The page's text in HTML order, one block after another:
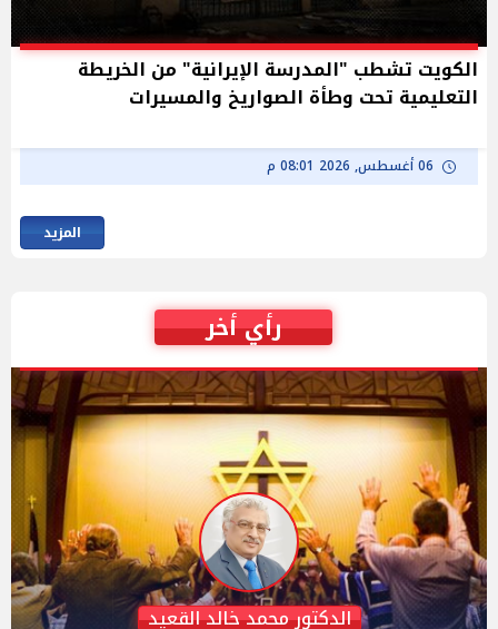
الكويت تشطب "المدرسة الإيرانية" من الخريطة
التعليمية تحت وطأة الصواريخ والمسيرات
06 أغسطس, 2026 08:01 م
المزيد
رأي أخر
عبدالحليم قنديل